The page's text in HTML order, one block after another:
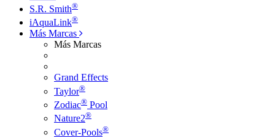
S.R. Smith®
iAquaLink®
Más Marcas
Más Marcas
Grand Effects
Taylor®
Zodiac® Pool
Nature2®
Cover-Pools®